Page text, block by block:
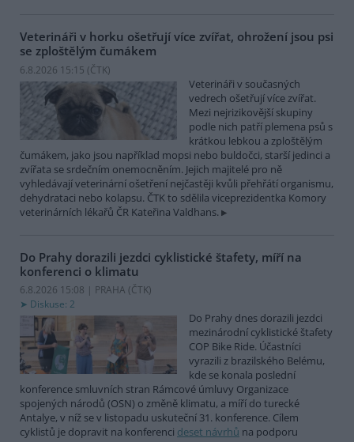
Veterináři v horku ošetřují více zvířat, ohrožení jsou psi
se zploštělým čumákem
6.8.2026 15:15 (ČTK)
Veterináři v současných
vedrech ošetřují více zvířat.
Mezi nejrizikovější skupiny
podle nich patří plemena psů s
krátkou lebkou a zploštělým
čumákem, jako jsou například mopsi nebo buldočci, starší jedinci a
zvířata se srdečním onemocněním. Jejich majitelé pro ně
vyhledávají veterinární ošetření nejčastěji kvůli přehřátí organismu,
dehydrataci nebo kolapsu. ČTK to sdělila viceprezidentka Komory
veterinárních lékařů ČR Kateřina Valdhans.
Do Prahy dorazili jezdci cyklistické štafety, míří na
konferenci o klimatu
6.8.2026 15:08 | PRAHA (ČTK)
Diskuse: 2
Do Prahy dnes dorazili jezdci
mezinárodní cyklistické štafety
COP Bike Ride. Účastníci
vyrazili z brazilského Belému,
kde se konala poslední
konference smluvních stran Rámcové úmluvy Organizace
spojených národů (OSN) o změně klimatu, a míří do turecké
Antalye, v níž se v listopadu uskuteční 31. konference. Cílem
cyklistů je dopravit na konferenci deset návrhů na podporu